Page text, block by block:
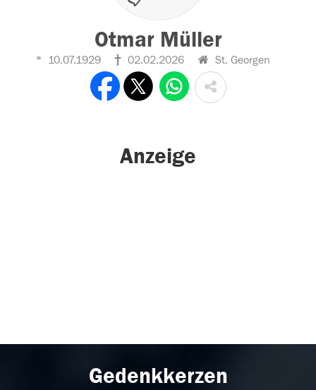
Otmar Müller
10.07.1929 02.02.2026 St. Georgen
Anzeige
Gedenkkerzen